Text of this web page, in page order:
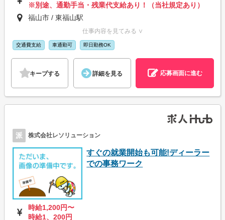
※別途、通勤手当・残業代支給あり！（当社規定あり）
福山市 / 東福山駅
仕事内容を見てみる ∨
交通費支給 車通勤可 即日勤務OK
キープする 詳細を見る 応募画面に進む
派 株式会社レソリューション
すぐの就業開始も可能!ディーラー
での事務ワーク
時給1,200円〜
時給1、200円